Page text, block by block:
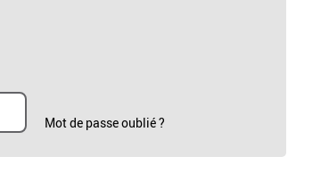
Mot de passe oublié ?